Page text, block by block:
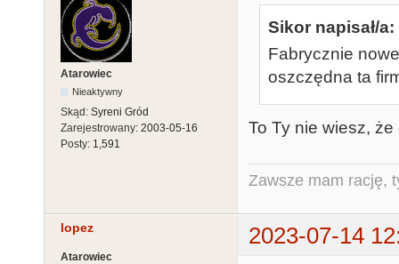
Atarowiec
Nieaktywny
Skąd: Syreni Gród
Zarejestrowany: 2003-05-16
Posty: 1,591
Sikor napisał/a:
Fabrycznie
oszczędna ta
To Ty nie wiesz,
Zawsze mam rację,
lopez 2023-07-14
Atarowiec